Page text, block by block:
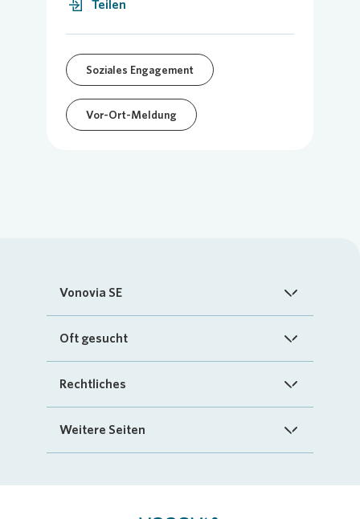
Teilen
Soziales Engagement
Vor-Ort-Meldung
Vonovia SE
Startseite
Investoren
Oft gesucht
FAQ
„Mein Vonovia“ App
Mein Zuhause
Rechtliches
Impressum
Weitere Seiten